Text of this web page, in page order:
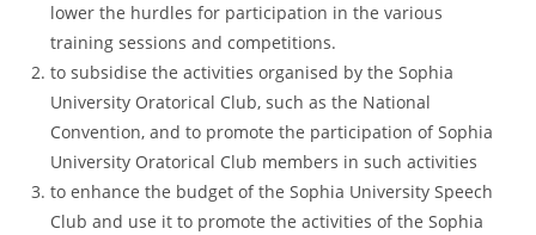
lower the hurdles for participation in the various
training sessions and competitions.
to subsidise the activities organised by the Sophia
University Oratorical Club, such as the National
Convention, and to promote the participation of Sophia
University Oratorical Club members in such activities
to enhance the budget of the Sophia University Speech
Club and use it to promote the activities of the Sophia